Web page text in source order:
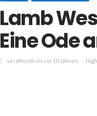
Lamb
Eine Ode
veröffentlicht vor 10 Jahren